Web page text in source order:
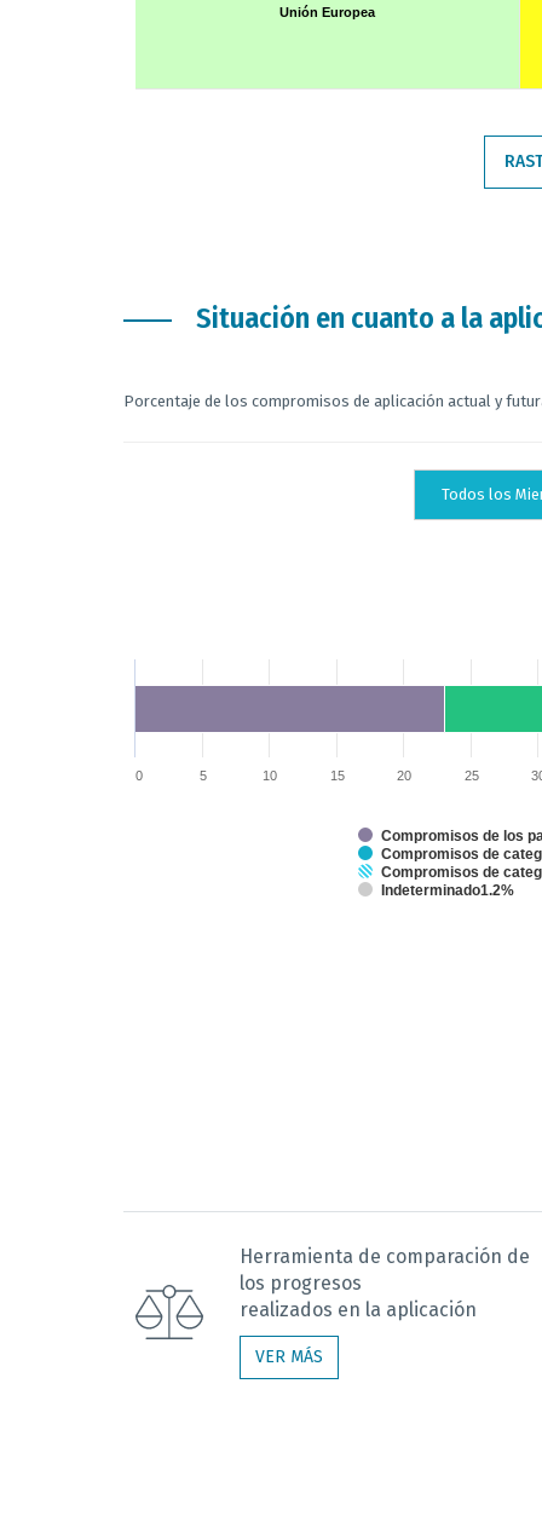
Sobre la base de las notificaciones de los arreglos con
Unión Europea
Situación en cuanto a la
Porcentaje de los compromisos de aplicación actual y
Todos los
The chart has 1 Y axis displaying % de los compromisos
Chart annotations summary
Compromisos de los
Compromisos de
Compromisos de
Indeterminado1.2%
0 5 10 15 20 25
Herramienta de comparación de
los progresos
realizados en la aplicación
VER MÁS